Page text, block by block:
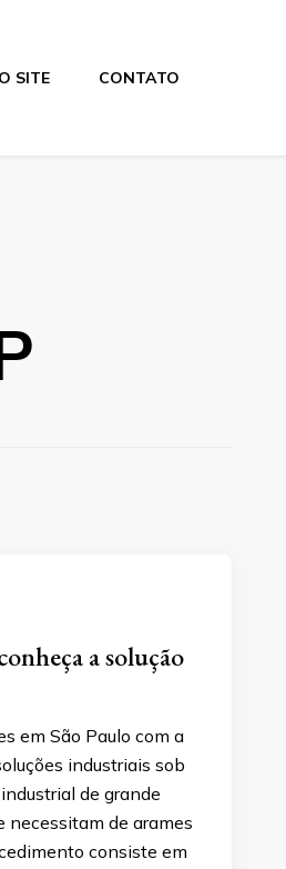
SITE CONTATO
a solução
em São Paulo com a
industriais sob
de grande
necessitam de arames
consiste em